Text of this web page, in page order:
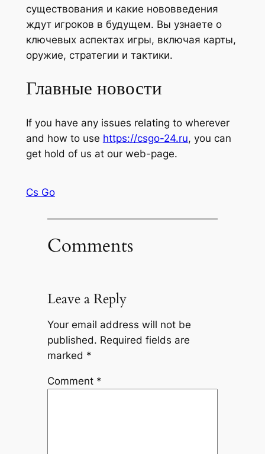
существования и какие нововведения
ждут игроков в будущем. Вы узнаете о
ключевых аспектах игры, включая карты,
оружие, стратегии и тактики.
Главные новости
If you have any issues relating to wherever
and how to use https://csgo-24.ru, you can
get hold of us at our web-page.
Cs Go
Comments
Leave a Reply
Your email address will not be
published. Required fields are
marked *
Comment *